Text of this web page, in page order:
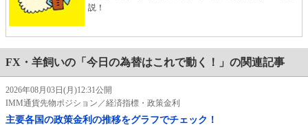
説！
FX・羊飼いの「今日の為替はこれで動く！」の関連記事
2026年08月03日(月)12:31公開
IMM通貨先物ポジション／経済指標・政策金利
主要各国の政策金利の推移をグラフでチェック！